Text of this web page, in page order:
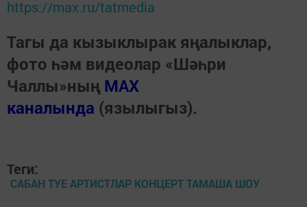
https://max.ru/tatmedia
Тагы да кызыклырак яңалыклар,
фото һәм видеолар «Шәһри
Чаллы»ның MAX
каналында (язылыгыз).
Теги:
САБАН ТУЕ АРТИСТЛАР КОНЦЕРТ ТАМАША ШОУ